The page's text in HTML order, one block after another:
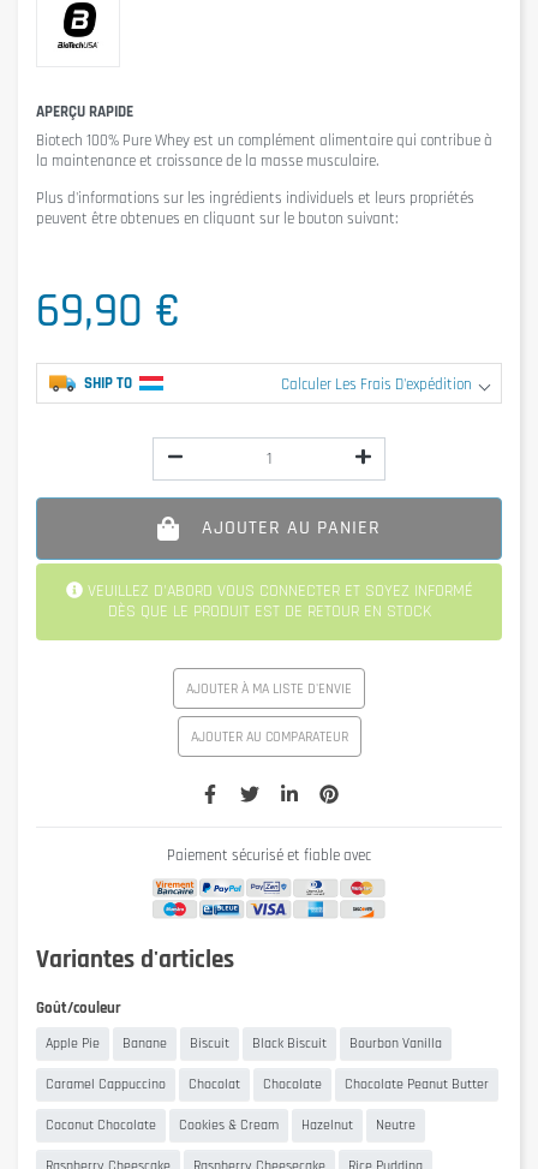
APERÇU RAPIDE
Biotech 100% Pure Wheyest un complément alimentaire qui contribue à
la maintenance et croissance de la masse musculaire.
Plus d'informations sur les ingrédients individuels et leurs propriétés
peuvent être obtenues en cliquant sur le bouton suivant:
69,90 €
SHIP TO Calculer Les Frais D'expédition
AJOUTER AU PANIER
VEUILLEZ D'ABORD VOUS CONNECTER ET SOYEZ INFORMÉ
DÈS QUE LE PRODUIT EST DE RETOUR EN STOCK
AJOUTER À MA LISTE D'ENVIE
AJOUTER AU COMPARATEUR
Paiement sécurisé et fiable avec
Variantes d'articles
Goût/couleur
Apple Pie Banane Biscuit Black Biscuit Bourbon Vanilla
Caramel Cappuccino Chocolat Chocolate Chocolate Peanut Butter
Coconut Chocolate Cookies & Cream Hazelnut Neutre